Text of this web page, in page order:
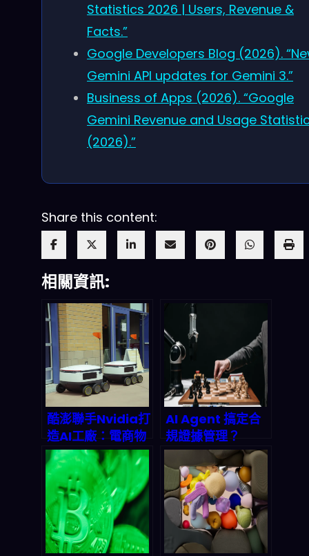
Statistics 2026 | Users, Revenue &
Facts.”
Google Developers Blog (2026).
Gemini API updates for Gemini 3.”
Business of Apps (2026). “Google
Gemini Revenue and Usage
(2026).”
Share this content:
相關資訊:
酷澎聯手Nvidia打
造AI工廠：電商物
流的下一場算力革
命正在引爆
AI Agent 搞定合
規證據管理？
Trustero 用多代
理系統把審計成本
砍半